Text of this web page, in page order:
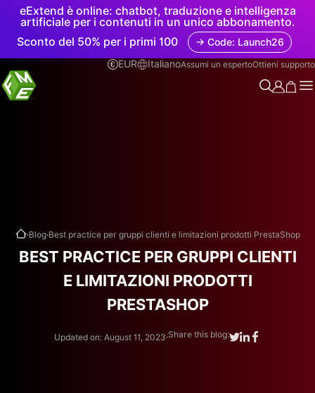
eExtend è online: chatbot, traduzione e intelligenza
artificiale per i contenuti in un unico abbonamento.
Sconto del 50% per i primi 100
→ Code: Launch26
EUR
ItalianoAssumi un espertoOttieni supporto
.Blog.Best practice per gruppi clienti e limitazioni prodotti PrestaShop
BEST PRACTICE PER GRUPPI CLIENTI
E LIMITAZIONI PRODOTTI
PRESTASHOP
Updated on: August 11, 2023.Share this blog: